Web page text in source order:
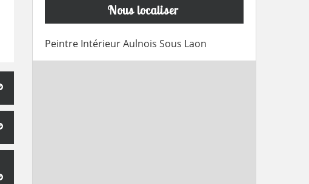
Nous localiser
Peintre Intérieur Aulnois Sous Laon